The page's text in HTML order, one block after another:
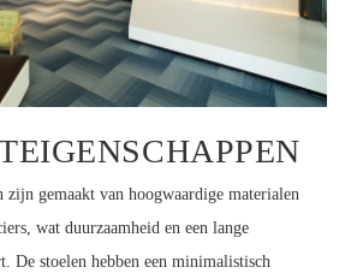
zijn gemaakt van hoogwaardige materialen
wat duurzaamheid en een lange
De stoelen hebben een minimalistisch